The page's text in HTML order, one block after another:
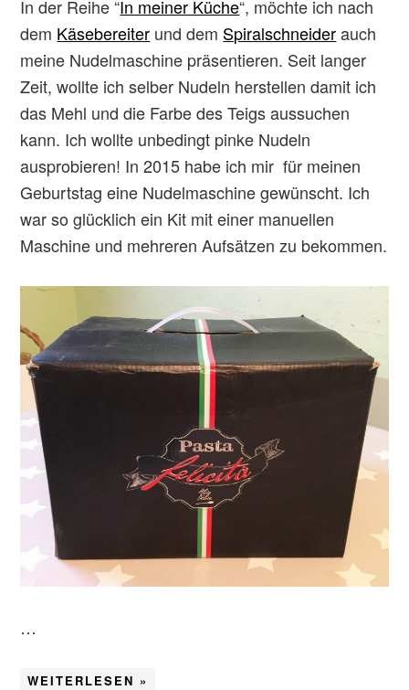
In der Reihe “In meiner Küche“, möchte ich nach
dem Käsebereiter und dem Spiralschneiderauch
meine Nudelmaschine präsentieren. Seit langer
Zeit, wollte ich selber Nudeln herstellen damit ich
das Mehl und die Farbe des Teigs aussuchen
kann. Ich wollte unbedingt pinke Nudeln
ausprobieren! In 2015 habe ich mir für meinen
Geburtstag eine Nudelmaschine gewünscht. Ich
war so glücklich ein Kit mit einer manuellen
Maschine und mehreren Aufsätzen zu bekommen.
…
WEITERLESEN »